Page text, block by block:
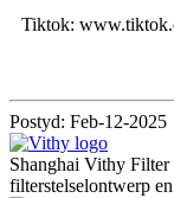
Tiktok:
Postyd: Feb-12-2025
Shanghai Vithy Filter
filterstelselontwerp